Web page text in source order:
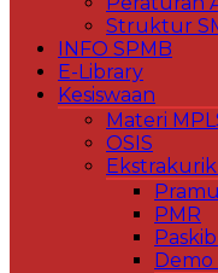
Struktur
INFO SPMB
E-Library
Kesiswaan
Materi
OSIS
PMR
Demo